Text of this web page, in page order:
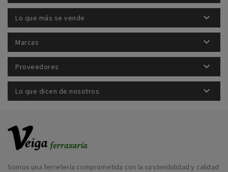
Lo que más se vende 
Marcas 
Proveedores 
Lo que dicen de nosotros 
Somos una ferretería comprometida con la sostenibilidad y calidad